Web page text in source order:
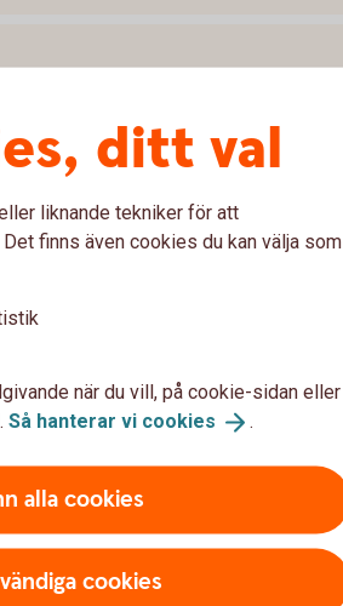
ditt val
liknande tekniker för att
finns även cookies du kan välja som
när du vill, på cookie-sidan eller
Så hanterar vi cookies .
alla cookies
cookies